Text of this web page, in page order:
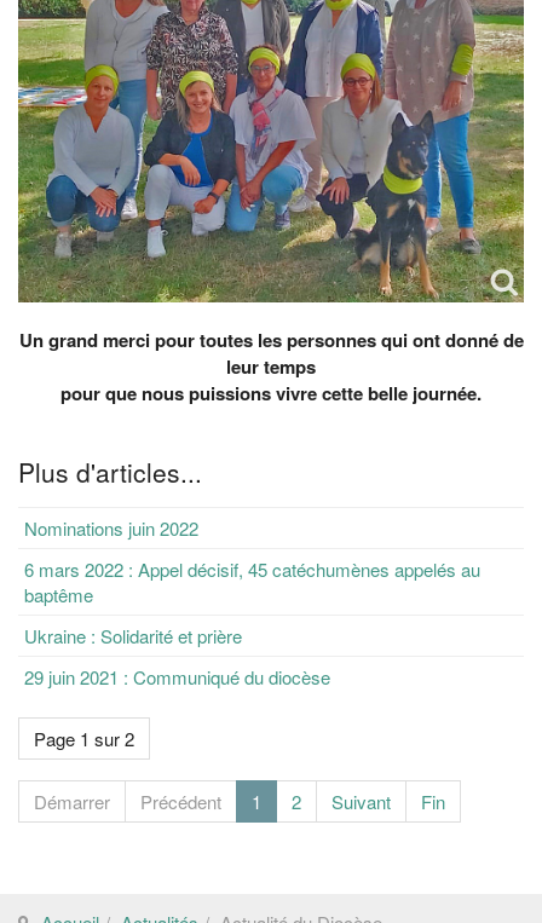
Un grand merci pour toutes les personnes qui ont donné de
leur temps
pour que nous puissions vivre cette belle journée.
Plus d'articles...
Nominations juin 2022
6 mars 2022 : Appel décisif, 45 catéchumènes appelés au
baptême
Ukraine : Solidarité et prière
29 juin 2021 : Communiqué du diocèse
Page 1 sur 2
Démarrer Précédent 1 2 Suivant Fin